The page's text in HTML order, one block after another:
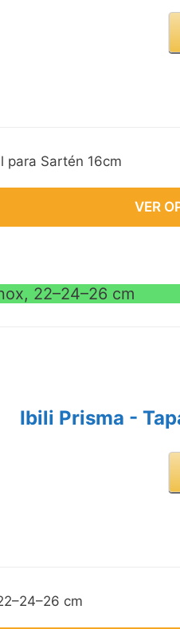
para Sartén 16cm
VER
22–24–26 cm
Ibili Prisma -
cm